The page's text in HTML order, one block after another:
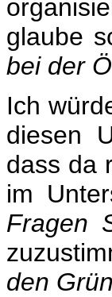
glaube
bei der
Ich
diesen
dass da
im
Fragen
den